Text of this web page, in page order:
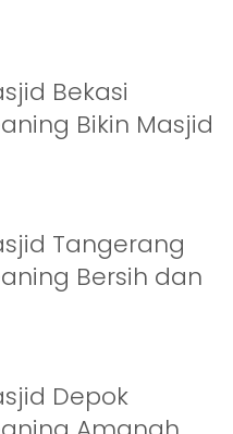
Bekasi
Bikin Masjid
Tangerang
Bersih dan
Depok